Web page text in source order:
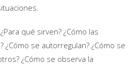
qué sirven? ¿Cómo las
se autorregulan? ¿Cómo se
¿Cómo se observa la